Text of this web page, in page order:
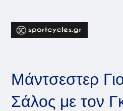
content
Μάντσεστερ
Σάλος με τον